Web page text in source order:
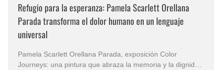
Refugio para la esperanza: Pamela Scarlett Orellana
Parada transforma el dolor humano en un lenguaje
universal
Pamela Scarlett Orellana Parada, exposición Color
Journeys: una pintura que abraza la memoria y la dignidad